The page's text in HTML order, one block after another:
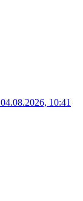
04.08.2026, 10:41